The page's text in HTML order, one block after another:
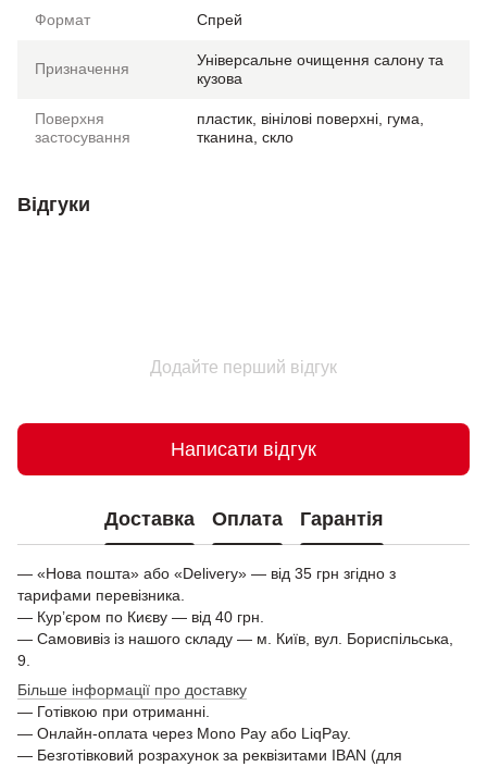
Формат Спрей
Призначення
Універсальне очищення салону та
кузова
Поверхня
застосування
пластик, вінілові поверхні, гума,
тканина, скло
Відгуки
Додайте перший відгук
Написати відгук
Доставка Оплата Гарантія
— «Нова пошта» або «Delivery» — від 35 грн згідно з
тарифами перевізника.
— Кур’єром по Києву — від 40 грн.
— Самовивіз із нашого складу — м. Київ, вул. Бориспільська,
9.
Більше інформації про доставку
— Готівкою при отриманні.
— Онлайн-оплата через Mono Pay або LiqPay.
— Безготівковий розрахунок за реквізитами IBAN (для